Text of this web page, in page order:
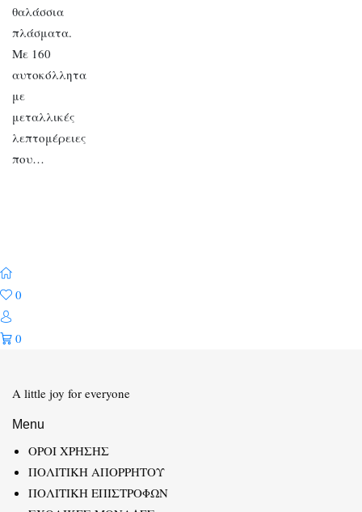
θαλάσσια
πλάσματα.
Με 160
αυτοκόλλητα
με
μεταλλικές
λεπτομέρειες
που…
0
0
A little joy for everyone
Menu
ΟΡΟΙ ΧΡΗΣΗΣ
ΠΟΛΙΤΙΚΗ ΑΠΟΡΡΗΤΟΥ
ΠΟΛΙΤΙΚΗ ΕΠΙΣΤΡΟΦΩΝ